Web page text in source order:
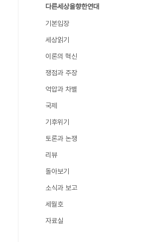
다른세상을향한연대
기본입장
세상읽기
이론의 혁신
쟁점과 주장
억압과 차별
국제
기후위기
토론과 논쟁
리뷰
돌아보기
소식과 보고
세월호
자료실